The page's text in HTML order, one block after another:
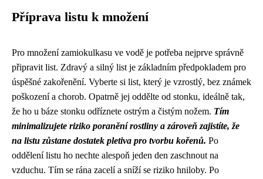
Příprava listu k množení
Pro množení zamiokulkasu ve vodě je potřeba nejprve správně
připravit list. Zdravý a silný list je základním předpokladem pro
úspěšné zakořenění. Vyberte si list, který je vzrostlý, bez známek
poškození a chorob. Opatrně jej oddělte od stonku, ideálně tak,
že ho u báze stonku odříznete ostrým a čistým nožem. Tím
minimalizujete riziko poranění rostliny a zároveň zajistíte, že
na listu zůstane dostatek pletiva pro tvorbu kořenů. Po
oddělení listu ho nechte alespoň jeden den zaschnout na
vzduchu. Tím se rána zacelí a sníží se riziko hniloby. Po